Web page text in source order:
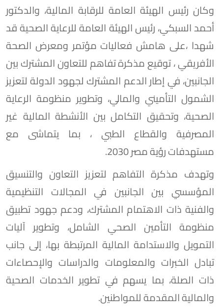
وكان رئيس الهيئة العامة للرقابة المالية، والدكتور
أحمد السبكي، رئيس الهيئة العامة للرعاية الصحية قد
شهدا ،على هامش فعاليات مؤتمر ومعرض الصحة
الأفريقي ، توقيع مذكرة تفاهم للتعاون المشترك بين
الجانبين، في إطار الدعم المشترك لجهود الدولة لتعزيز
الشمول التأميني والمالي، وتطوير منظومة الرعاية
الصحية، وتحقيق التكامل بين الأنشطة المالية غير
المصرفية والقطاع الطبي ، بما يتماشى مع
مستهدفات رؤية مصر 2030.
وتهدف مذكرة التفاهم لتعزيز التعاون والتنسيق
المؤسسي بين الجانبين في المجالات التنظيمية
والفنية ذات الاهتمام المشترك، ودعم جهود تطبيق
منظومة التأمين الصحي الشامل، وتطوير آليات
التمويل والاستدامة المالية المرتبطة بها، إلى جانب
تبادل الخبرات والمعلومات والدراسات والإحصاءات
ذات الصلة، بما يسهم في تطوير الخدمات الصحية
والمالية المقدمة للمواطنين.